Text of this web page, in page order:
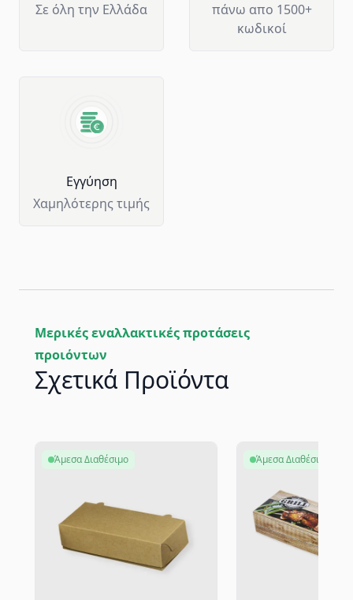
Σε όλη την Ελλάδα
πάνω απο 1500+
κωδικοί
Eγγύηση
Χαμηλότερης τιμής
Μερικές εναλλακτικές προτάσεις
προιόντων
Σχετικά Προϊόντα
Άμεσα Διαθέσιμο Άμεσα Διαθέσιμο